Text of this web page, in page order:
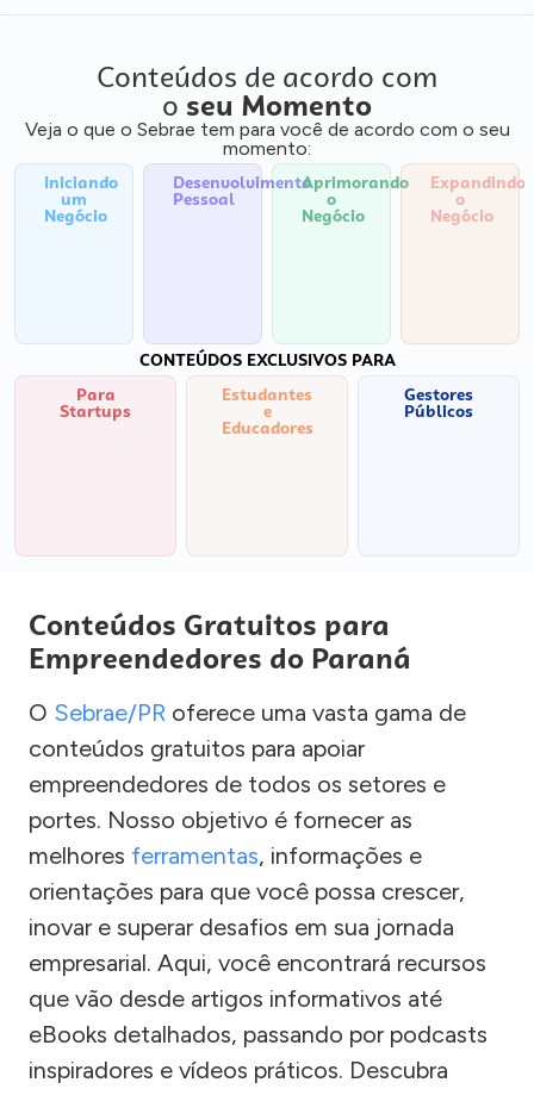
Conteúdos de acordo com
o seu Momento
Veja o que o Sebrae tem para você de acordo com o seu
momento:
Iniciando
um
Negócio
Desenvolvimento
Pessoal
Aprimorando
o
Negócio
Expandindo
o
Negócio
CONTEÚDOS EXCLUSIVOS PARA
Para
Startups
Estudantes
e
Educadores
Gestores
Públicos
Conteúdos Gratuitos para
Empreendedores do Paraná
O Sebrae/PR oferece uma vasta gama de
conteúdos gratuitos para apoiar
empreendedores de todos os setores e
portes. Nosso objetivo é fornecer as
melhores ferramentas, informações e
orientações para que você possa crescer,
inovar e superar desafios em sua jornada
empresarial. Aqui, você encontrará recursos
que vão desde artigos informativos até
eBooks detalhados, passando por podcasts
inspiradores e vídeos práticos. Descubra